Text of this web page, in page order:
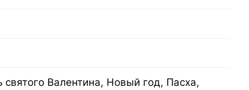
Валентина, Новый год, Пасха,